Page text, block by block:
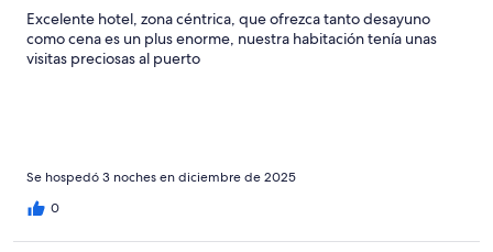
Excelente hotel, zona céntrica, que ofrezca tanto desayuno
como cena es un plus enorme, nuestra habitación tenía unas
visitas preciosas al puerto
Se hospedó 3 noches en diciembre de 2025
0